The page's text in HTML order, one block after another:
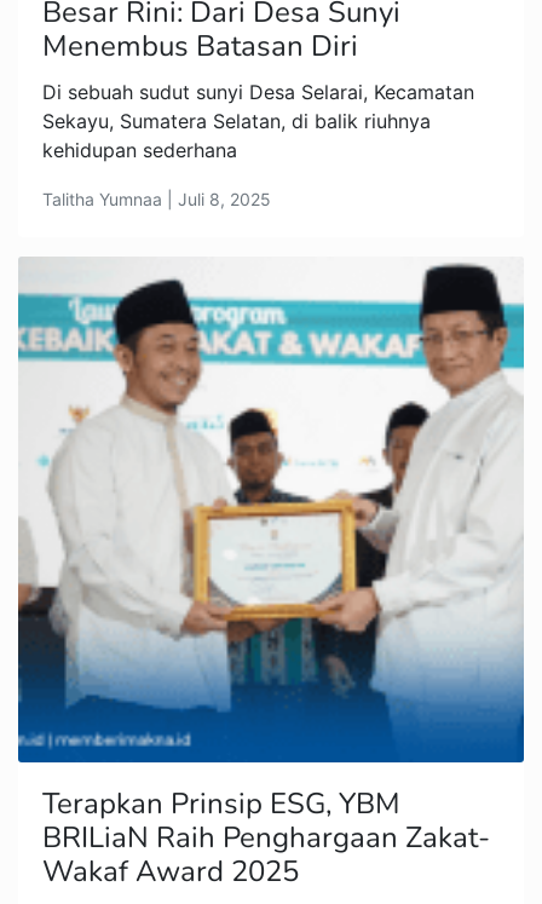
Besar Rini: Dari Desa Sunyi
Menembus Batasan Diri
Di sebuah sudut sunyi Desa Selarai, Kecamatan
Sekayu, Sumatera Selatan, di balik riuhnya
kehidupan sederhana
Talitha Yumnaa | Juli 8, 2025
Terapkan Prinsip ESG, YBM
BRILiaN Raih Penghargaan Zakat-
Wakaf Award 2025